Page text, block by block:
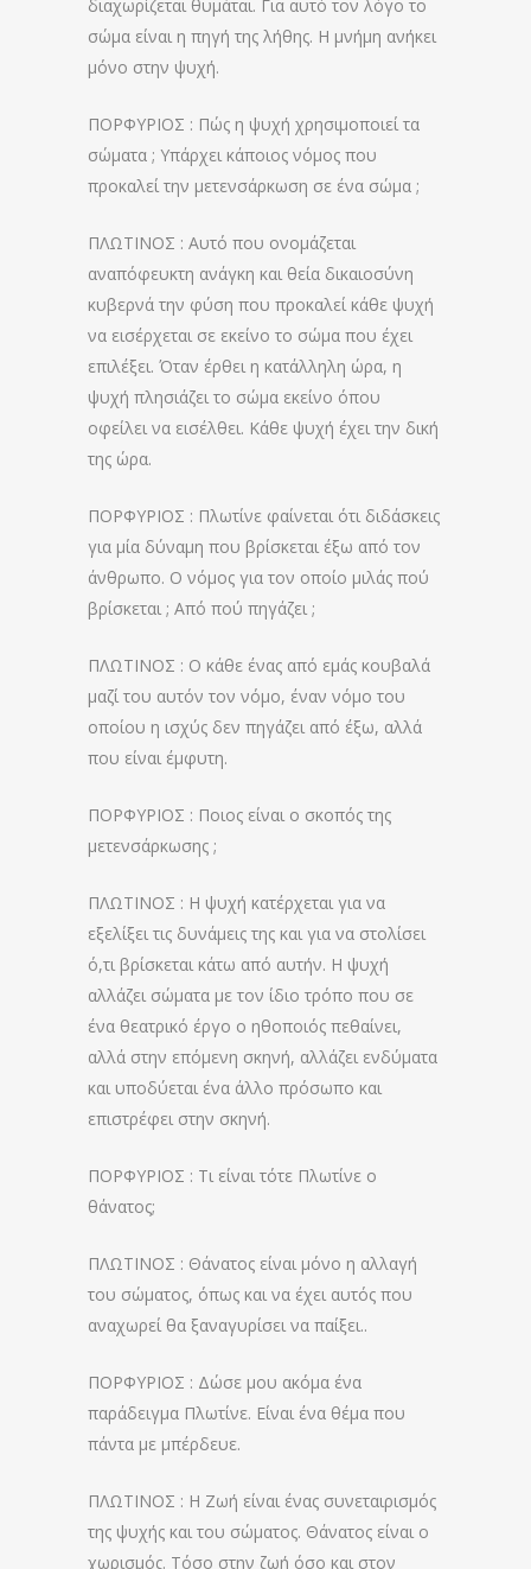
διαχωρίζεται θυμάται. Για αυτό τον λόγο το
σώμα είναι η πηγή της λήθης. Η μνήμη ανήκει
μόνο στην ψυχή.
ΠΟΡΦΥΡΙΟΣ : Πώς η ψυχή χρησιμοποιεί τα
σώματα ; Υπάρχει κάποιος νόμος που
προκαλεί την μετενσάρκωση σε ένα σώμα ;
ΠΛΩΤΙΝΟΣ : Αυτό που ονομάζεται
αναπόφευκτη ανάγκη και θεία δικαιοσύνη
κυβερνά την φύση που προκαλεί κάθε ψυχή
να εισέρχεται σε εκείνο το σώμα που έχει
επιλέξει. Όταν έρθει η κατάλληλη ώρα, η
ψυχή πλησιάζει το σώμα εκείνο όπου
οφείλει να εισέλθει. Κάθε ψυχή έχει την δική
της ώρα.
ΠΟΡΦΥΡΙΟΣ : Πλωτίνε φαίνεται ότι διδάσκεις
για μία δύναμη που βρίσκεται έξω από τον
άνθρωπο. Ο νόμος για τον οποίο μιλάς πού
βρίσκεται ; Από πού πηγάζει ;
ΠΛΩΤΙΝΟΣ : Ο κάθε ένας από εμάς κουβαλά
μαζί του αυτόν τον νόμο, έναν νόμο του
οποίου η ισχύς δεν πηγάζει από έξω, αλλά
που είναι έμφυτη.
ΠΟΡΦΥΡΙΟΣ : Ποιος είναι ο σκοπός της
μετενσάρκωσης ;
ΠΛΩΤΙΝΟΣ : Η ψυχή κατέρχεται για να
εξελίξει τις δυνάμεις της και για να στολίσει
ό,τι βρίσκεται κάτω από αυτήν. Η ψυχή
αλλάζει σώματα με τον ίδιο τρόπο που σε
ένα θεατρικό έργο ο ηθοποιός πεθαίνει,
αλλά στην επόμενη σκηνή, αλλάζει ενδύματα
και υποδύεται ένα άλλο πρόσωπο και
επιστρέφει στην σκηνή.
ΠΟΡΦΥΡΙΟΣ : Τι είναι τότε Πλωτίνε ο
θάνατος;
ΠΛΩΤΙΝΟΣ : Θάνατος είναι μόνο η αλλαγή
του σώματος, όπως και να έχει αυτός που
αναχωρεί θα ξαναγυρίσει να παίξει..
ΠΟΡΦΥΡΙΟΣ : Δώσε μου ακόμα ένα
παράδειγμα Πλωτίνε. Είναι ένα θέμα που
πάντα με μπέρδευε.
ΠΛΩΤΙΝΟΣ : Η Ζωή είναι ένας συνεταιρισμός
της ψυχής και του σώματος. Θάνατος είναι ο
χωρισμός. Τόσο στην ζωή όσο και στον